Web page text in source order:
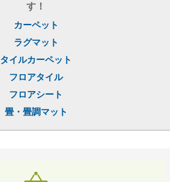
す！
カーペット
ラグマット
タイルカーペット
フロアタイル
フロアシート
畳・畳調マット